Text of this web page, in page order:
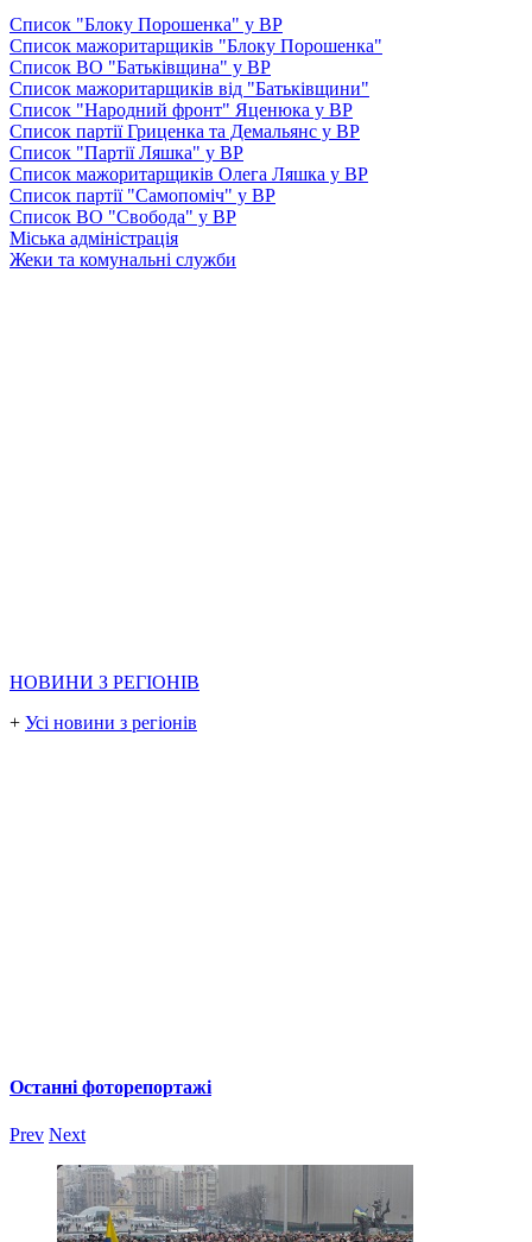
Список "Блоку Порошенка" у ВР
Список мажоритарщиків "Блоку Порошенка"
Список ВО "Батьківщина" у ВР
Список мажоритарщиків від "Батьківщини"
Список "Народний фронт" Яценюка у ВР
Список партії Гриценка та Демальянс у ВР
Список "Партії Ляшка" у ВР
Список мажоритарщиків Олега Ляшка у ВР
Список партії "Самопоміч" у ВР
Список ВО "Свобода" у ВР
Міська адміністрація
Жеки та комунальні служби
НОВИНИ З РЕГІОНІВ
+ Усі новини з регіонів
Останні фоторепортажі
Prev Next